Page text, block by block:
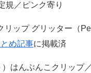
規／ピンク寄り
ップ グリッター（
め記事に掲載済
はんぶんこクリップ